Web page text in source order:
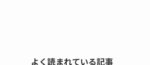
よく読まれている記事